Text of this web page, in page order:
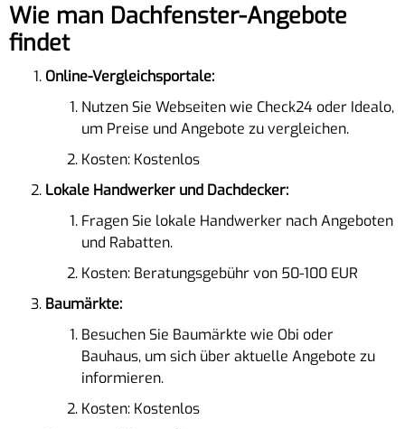
Wie man Dachfenster-Angebote
findet
Online-Vergleichsportale:
Nutzen Sie Webseiten wie Check24 oder Idealo,
um Preise und Angebote zu vergleichen.
Kosten: Kostenlos
Lokale Handwerker und Dachdecker:
Fragen Sie lokale Handwerker nach Angeboten
und Rabatten.
Kosten: Beratungsgebühr von 50-100 EUR
Baumärkte:
Besuchen Sie Baumärkte wie Obi oder
Bauhaus, um sich über aktuelle Angebote zu
informieren.
Kosten: Kostenlos